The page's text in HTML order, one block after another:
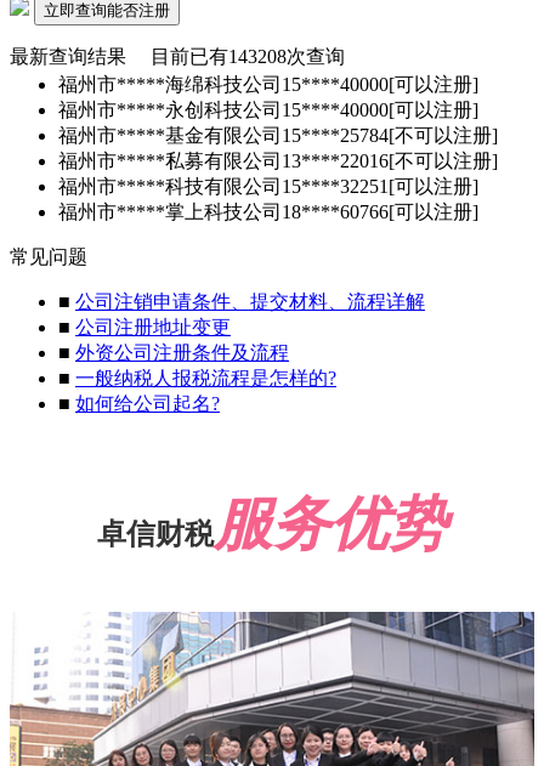
立即查询能否注册
最新查询结果 目前已有143208次查询
福州市*****海绵科技公司 15****40000[可以注册]
福州市*****永创科技公司 15****40000[可以注册]
福州市*****基金有限公司 15****25784[不可以注册]
福州市*****私募有限公司 13****22016[不可以注册]
福州市*****科技有限公司 15****32251[可以注册]
福州市*****掌上科技公司 18****60766[可以注册]
常见问题
■ 公司注销申请条件、提交材料、流程详解
■ 公司注册地址变更
■ 外资公司注册条件及流程
■ 一般纳税人报税流程是怎样的?
■ 如何给公司起名?
卓信财税服务优势